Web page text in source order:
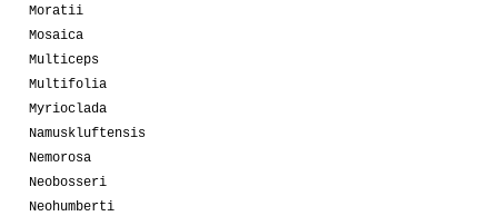
Moratii
Mosaica
Multiceps
Multifolia
Myrioclada
Namuskluftensis
Nemorosa
Neobosseri
Neohumberti